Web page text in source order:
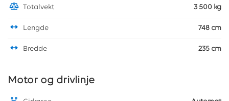
Totalvekt 3 500 kg
Lengde 748 cm
Bredde 235 cm
Motor og drivlinje